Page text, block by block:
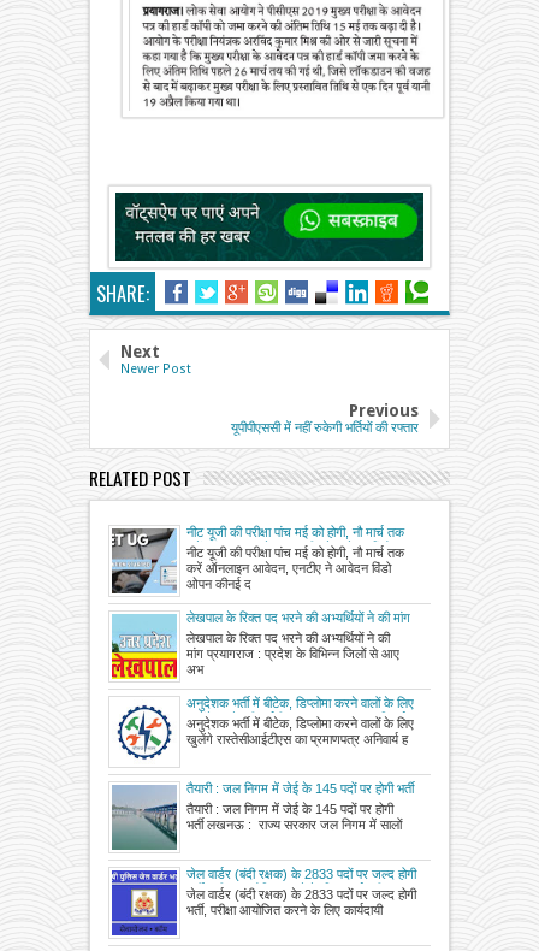
SHARE:
Next
Newer Post
Previous
यूपीपीएससी में नहीं रुकेगी भर्तियों की रफ्तार
RELATED POST
नीट यूजी की परीक्षा पांच मई को होगी, नौ मार्च तक
करें ऑनलाइन आवेदन, एनटीए ने आवेदन विंडो
ओपन की
नीट यूजी की परीक्षा पांच मई को होगी, नौ मार्च तक
करें ऑनलाइन आवेदन, एनटीए ने आवेदन विंडो
ओपन कीनई द
लेखपाल के रिक्त पद भरने की अभ्यर्थियों ने की मांग
लेखपाल के रिक्त पद भरने की अभ्यर्थियों ने की
मांग प्रयागराज : प्रदेश के विभिन्न जिलों से आए
अभ
अनुदेशक भर्ती में बीटेक, डिप्लोमा करने वालों के लिए
खुलेंगे रास्ते, सीआईटीएस का प्रमाणपत्र अनिवार्य
होने से भर्ती में शामिल नहीं हो पा रहे अभ्यर्थी
अनुदेशक भर्ती में बीटेक, डिप्लोमा करने वालों के लिए
खुलेंगे रास्तेसीआईटीएस का प्रमाणपत्र अनिवार्य ह
तैयारी : जल निगम में जेई के 145 पदों पर होगी भर्ती
तैयारी : जल निगम में जेई के 145 पदों पर होगी
भर्ती लखनऊ : राज्य सरकार जल निगम में सालों
जेल वार्डर (बंदी रक्षक) के 2833 पदों पर जल्द होगी
भर्ती, परीक्षा आयोजित करने के लिए कार्यदायी
संस्थाओं से मांगे आवेदन
जेल वार्डर (बंदी रक्षक) के 2833 पदों पर जल्द होगी
भर्ती, परीक्षा आयोजित करने के लिए कार्यदायी